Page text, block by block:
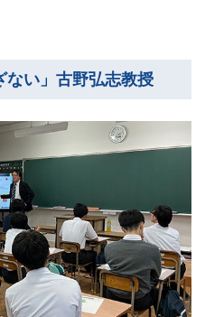
ない」古野弘志教授